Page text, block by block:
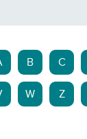
B C
W Z